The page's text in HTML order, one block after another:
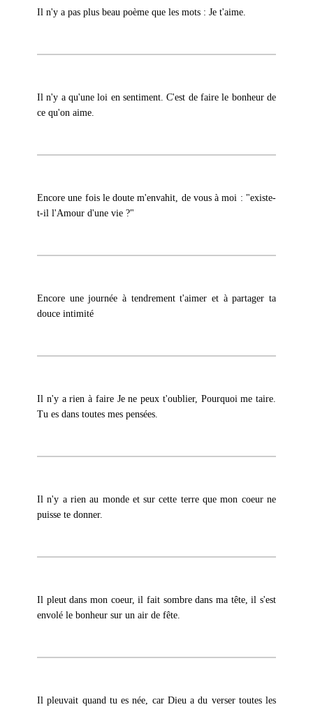
Il n'y a pas plus beau poème que les mots : Je t'aime.
Il n'y a qu'une loi en sentiment. C'est de faire le bonheur de
ce qu'on aime.
Encore une fois le doute m'envahit, de vous à moi : "existe-
t-il l'Amour d'une vie ?"
Encore une journée à tendrement t'aimer et à partager ta
douce intimité
Il n'y a rien à faire Je ne peux t'oublier, Pourquoi me taire.
Tu es dans toutes mes pensées.
Il n'y a rien au monde et sur cette terre que mon coeur ne
puisse te donner.
Il pleut dans mon coeur, il fait sombre dans ma tête, il s'est
envolé le bonheur sur un air de fête.
Il pleuvait quand tu es née, car Dieu a du verser toutes les